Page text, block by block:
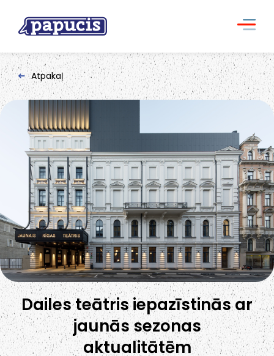
Atpakaļ
Dailes teātris iepazīstinās ar
jaunās sezonas
aktualitātēm